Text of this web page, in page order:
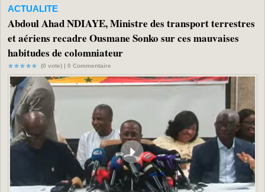
ACTUALITE
Abdoul Ahad NDIAYE, Ministre des transport terrestres
et aériens recadre Ousmane Sonko sur ces mauvaises
habitudes de colomniateur
(0 vote) | 0 Commentaire